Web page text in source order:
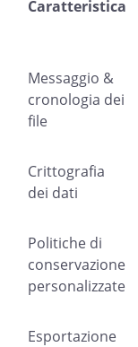
Caratteristica
Messaggio &
cronologia dei
file
Crittografia
dei dati
Politiche di
conservazione
personalizzate
Esportazione